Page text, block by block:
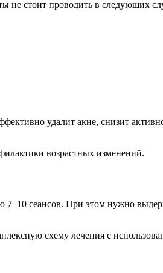
стоит проводить в следующих
удалит акне, снизит
возрастных изменений.
7–10 сеансов. При этом нужно
схему лечения с